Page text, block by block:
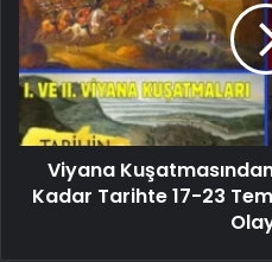
Viyana
Kadar Tarihte 17-23